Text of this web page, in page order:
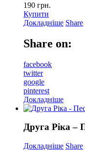
190 грн.
Купити
Докладніше Share
Share on:
facebook
twitter
google
pinterest
Докладніше
Друга Рiка –
Докладніше Share